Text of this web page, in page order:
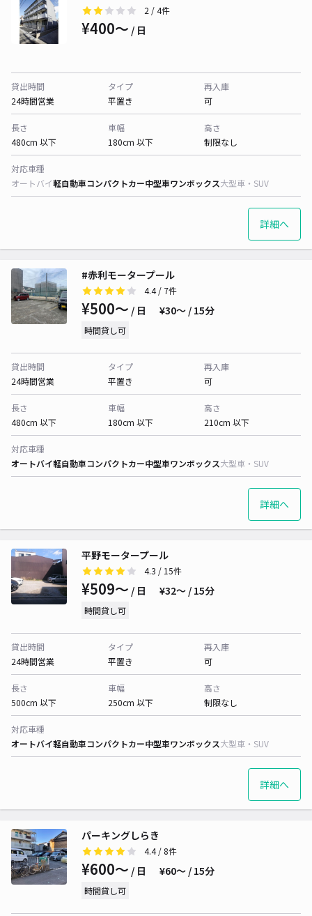
2 / 4件
¥400〜 / 日
貸出時間
24時間営業
タイプ
平置き
再入庫
可
長さ
480cm 以下
車幅
180cm 以下
高さ
制限なし
対応車種
オートバイ軽自動車コンパクトカー中型車ワンボックス大型車・SUV
詳細へ
#赤利モータープール
4.4/ 7件
¥500〜 / 日 ¥30〜 / 15分
時間貸し可
貸出時間
24時間営業
タイプ
平置き
再入庫
可
長さ
480cm 以下
車幅
180cm 以下
高さ
210cm 以下
対応車種
オートバイ軽自動車コンパクトカー中型車ワンボックス大型車・SUV
詳細へ
平野モータープール
4.3 / 15件
¥509〜 / 日 ¥32〜 / 15分
時間貸し可
貸出時間
24時間営業
タイプ
平置き
再入庫
可
長さ
500cm 以下
車幅
250cm 以下
高さ
制限なし
対応車種
オートバイ軽自動車コンパクトカー中型車ワンボックス大型車・SUV
詳細へ
パーキングしらき
4.4/ 8件
¥600〜 / 日 ¥60〜 / 15分
時間貸し可